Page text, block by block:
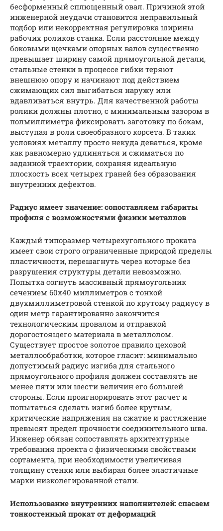
бесформенный сплющенный овал. Причиной этой
инженерной неудачи становится неправильный
подбор или некорректная регулировка ширины
рабочих роликов станка. Если расстояние между
боковыми щечками опорных валов существенно
превышает ширину самой прямоугольной детали,
стальные стенки в процессе гибки теряют
внешнюю опору и начинают под действием
сжимающих сил выгибаться наружу или
вдавливаться внутрь. Для качественной работы
ролики должны плотно, с минимальным зазором в
полмиллиметра фиксировать заготовку по бокам,
выступая в роли своеобразного корсета. В таких
условиях металлу просто некуда деваться, кроме
как равномерно удлиняться и сжиматься по
заданной траектории, сохраняя идеальную
плоскость всех четырех граней без образования
внутренних дефектов.
Радиус имеет значение: сопоставляем габариты
профиля с возможностями физики металлов
Каждый типоразмер четырехугольного проката
имеет свои строго ограниченные природой пределы
пластичности, перешагнуть через которые без
разрушения структуры детали невозможно.
Попытка согнуть массивный прямоугольник
сечением 60х40 миллиметров с тонкой
двухмиллиметровой стенкой по крутому радиусу в
один метр гарантированно закончится
технологическим провалом и отправкой
дорогостоящего материала в металлолом.
Существует простое золотое правило цеховой
металлообработки, которое гласит: минимально
допустимый радиус изгиба для стального
прямоугольного профиля должен составлять не
менее пяти или шести величин его большей
стороны. Если проигнорировать этот расчет и
попытаться сделать изгиб более крутым,
критические напряжения на сжатие и растяжение
превысят предел прочности соединительного шва.
Инженер обязан сопоставлять архитектурные
требования проекта с физическими свойствами
сортамента, при необходимости увеличивая
толщину стенки или выбирая более эластичные
марки низколегированной стали.
Использование внутренних наполнителей: спасаем
тонкостенный прокат от деформаций